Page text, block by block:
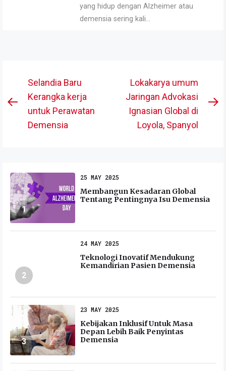
yang hidup dengan Alzheimer atau
demensia sering kali...
Post
navigation
Previous
Selandia Baru
Kerangka kerja
untuk Perawatan
Demensia
Lokakarya umum
Jaringan Advokasi
Ignasian Global di
Loyola, Spanyol
1
25 MAY 2025
Membangun Kesadaran Global
Tentang Pentingnya Isu Demensia
2
24 MAY 2025
Teknologi Inovatif Mendukung
Kemandirian Pasien Demensia
3
23 MAY 2025
Kebijakan Inklusif Untuk Masa
Depan Lebih Baik Penyintas
Demensia